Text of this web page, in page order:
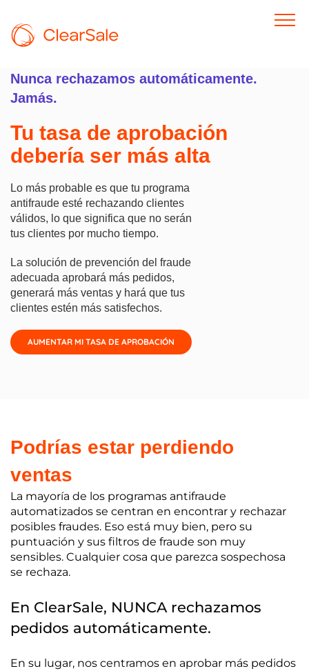
Nunca rechazamos automáticamente.
Jamás.
Tu tasa de aprobación
debería ser más alta
Lo más probable es que tu programa
antifraude esté rechazando clientes
válidos, lo que significa que no serán
tus clientes por mucho tiempo.
La solución de prevención del fraude
adecuada aprobará más pedidos,
generará más ventas y hará que tus
clientes estén más satisfechos.
AUMENTAR MI TASA DE APROBACIÓN
Podrías estar perdiendo
ventas
La mayoría de los programas antifraude
automatizados se centran en encontrar y rechazar
posibles fraudes. Eso está muy bien, pero su
puntuación y sus filtros de fraude son muy
sensibles. Cualquier cosa que parezca sospechosa
se rechaza.
En ClearSale, NUNCA rechazamos
pedidos automáticamente.
En su lugar, nos centramos en aprobar más pedidos